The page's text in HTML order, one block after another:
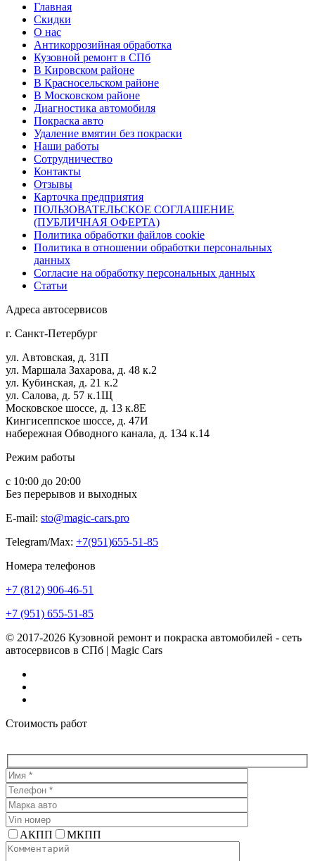
Главная
Скидки
О нас
Антикоррозийная обработка
Кузовной ремонт в СПб
В Кировском районе
В Красносельском районе
В Московском районе
Диагностика автомобиля
Покраска авто
Удаление вмятин без покраски
Наши работы
Cотрудничество
Контакты
Отзывы
Карточка предприятия
ПОЛЬЗОВАТЕЛЬСКОЕ СОГЛАШЕНИЕ
(ПУБЛИЧНАЯ ОФЕРТА)
Политика обработки файлов cookie
Политика в отношении обработки персональных
данных
Согласие на обработку персональных данных
Статьи
Адреса автосервисов
г. Санкт-Петербург
ул. Автовская, д. 31П
ул. Маршала Захарова, д. 48 к.2
ул. Кубинская, д. 21 к.2
ул. Салова, д. 57 к.1Щ
Московское шоссе, д. 13 к.8Е
Кингисеппское шоссе, д. 47И
набережная Обводного канала, д. 134 к.14
Режим работы
с 10:00 до 20:00
Без перерывов и выходных
E-mail: sto@magic-cars.pro
Telegram/Max: +7(951)655-51-85
Номера телефонов
+7 (812) 906-46-51
+7 (951) 655-51-85
© 2017-2026 Кузовной ремонт и покраска автомобилей - сеть
автосервисов в СПб | Magic Cars
Стоимость работ
АКПП МКПП